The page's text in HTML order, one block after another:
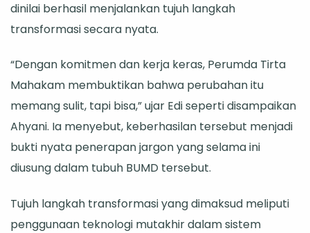
Minum
dinilai berhasil menjalankan tujuh langkah
transformasi secara nyata.
“Dengan komitmen dan kerja keras, Perumda Tirta
Mahakam membuktikan bahwa perubahan itu
memang sulit, tapi bisa,” ujar Edi seperti disampaikan
Ahyani. Ia menyebut, keberhasilan tersebut menjadi
bukti nyata penerapan jargon yang selama ini
diusung dalam tubuh BUMD tersebut.
Tujuh langkah transformasi yang dimaksud meliputi
penggunaan teknologi mutakhir dalam sistem